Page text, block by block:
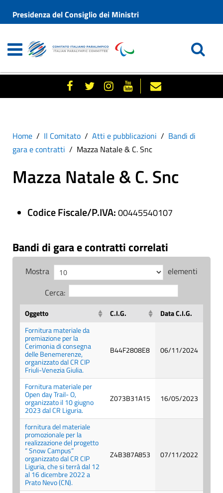
Presidenza del Consiglio dei Ministri
Home Il Comitato Atti e pubblicazioni
Bandi di
gara e contratti
Mazza Natale & C. Snc
Mazza Natale & C. Snc
Codice Fiscale/P.IVA:00445540107
Bandi di gara e contratti correlati
Mostra
elementi
Cerca:
Oggetto C.I.G.
Data C.I.G.
Fornitura materiale da
premiazione per la
Cerimonia di consegna
delle Benemerenze,
organizzato dal CR CIP
Friuli-Venezia Giulia.
B44F2808E8 06/11/2024
Fornitura materiale per
Open day Trail- O,
organizzato il 10 giugno
2023 dal CR Liguria.
Z073B31A15 16/05/2023
fornitura del materiale
promozionale per la
realizzazione del progetto
“ Snow Campus”
organizzato dal CR CIP
Liguria, che si terrà dal 12
al 16 dicembre 2022 a
Prato Nevo (CN).
Z4B387A853 07/11/2022